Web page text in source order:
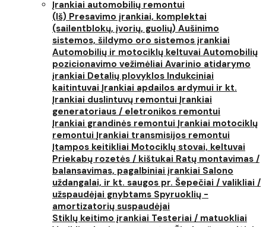
Įrankiai automobilių remontui
(Iš) Presavimo įrankiai, komplektai
(sailentblokų, įvorių, guolių) Aušinimo
sistemos, šildymo oro sistemos įrankiai
Automobilių ir motociklų keltuvai Automobilių
pozicionavimo vežimėliai Avarinio atidarymo
įrankiai Detalių plovyklos Indukciniai
kaitintuvai Įrankiai apdailos ardymui ir kt.
Įrankiai duslintuvų remontui Įrankiai
generatoriaus / eletronikos remontui
Įrankiai grandinės remontui Įrankiai motociklų
remontui Įrankiai transmisijos remontui
Įtampos keitikliai Motociklų stovai, keltuvai
Priekabų rozetės / kištukai Ratų montavimas /
balansavimas, pagalbiniai įrankiai Salono
uždangalai, ir kt. saugos pr. Šepečiai / valikliai /
užspaudėjai gnybtams Spyruoklių -
amortizatorių suspaudėjai
Stiklų keitimo įrankiai Testeriai / matuokliai